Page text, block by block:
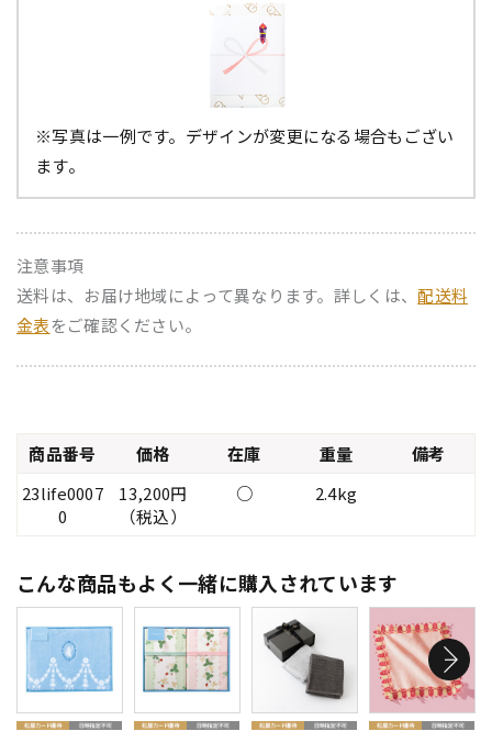
※写真は一例です。デザインが変更になる場合もござい
ます。
注意事項
送料は、お届け地域によって異なります。詳しくは、配送料
金表をご確認ください。
商品番号 価格 在庫 重量
備考
23life0007
0
13,200円
（税込）
○ 2.4kg
こんな商品もよく一緒に購入されています